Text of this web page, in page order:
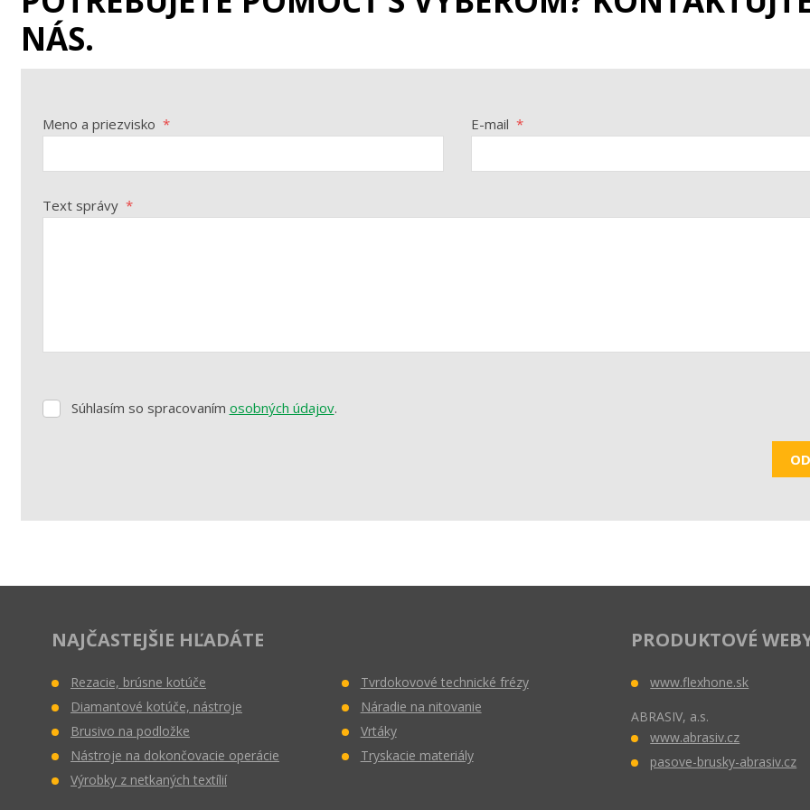
NÁS.
Meno a priezvisko * E-mail *
Text správy *
SúhlasímSúhlasím so spracovaním osobných údajov.
sa
NAJČASTEJŠIE HĽADÁTE
Rezacie, brúsne kotúče
Diamantové kotúče, nástroje
Brusivo na podložke
Nástroje na dokončovacie operácie
Výrobky z netkaných textílií
Tvrdokovové technické frézy
Náradie na nitovanie
Vrtáky
Tryskacie materiály
PRODUKTOVÉ
www.flexhone.sk
ABRASIV, a.s.
www.abrasiv.cz
pasove-brusky-abrasiv.cz